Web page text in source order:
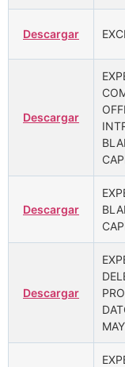
Descargar
Descargar
Descargar
Descargar